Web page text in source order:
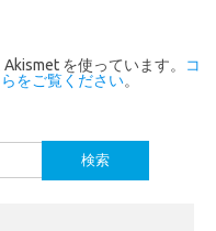
を使っています。
コ
をご覧ください。